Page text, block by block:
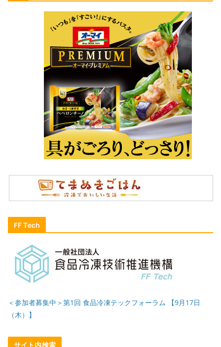
FF Tech
＜参加者募集中＞第1回 食品冷凍テックフォーラム 【9月17日
（木）】
サイト内検索